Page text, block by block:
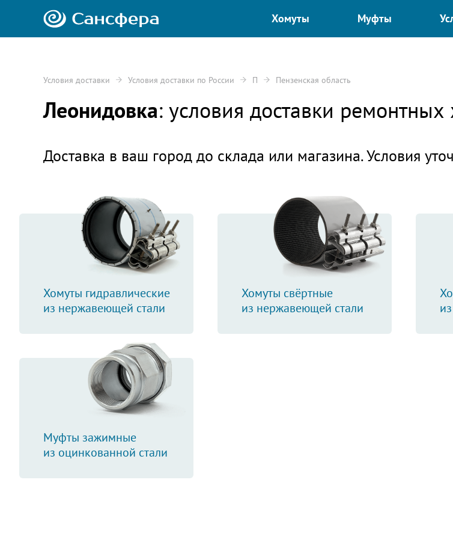
Хомуты Муфты
Условия доставки Условия доставки по России П Пензенская область
Леонидовка: условия доставки
Доставка в ваш город до склада или магазина. Условия
Хомуты гидравлические
из нержавеющей стали
Хомуты свёртные
из нержавеющей стали
Муфты зажимные
из оцинкованной стали